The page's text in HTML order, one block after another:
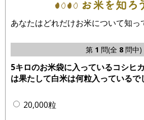
あなたはどれだけお米について知っ
第 1 問(全 8問中)
5キロのお米袋に入っているコシヒ
は果たして白米は何粒入っているで
20,000粒